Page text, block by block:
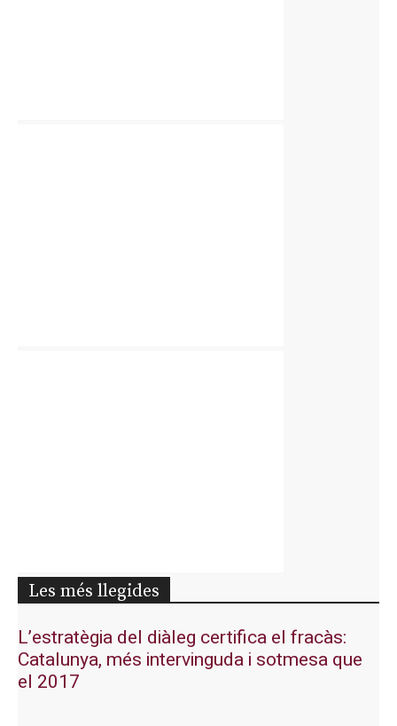
Les més llegides
L’estratègia del diàleg certifica el fracàs:
Catalunya, més intervinguda i sotmesa que
el 2017